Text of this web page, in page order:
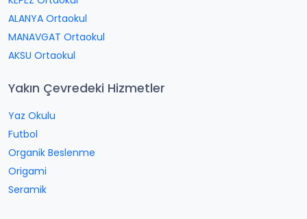
ALANYA Ortaokul
MANAVGAT Ortaokul
AKSU Ortaokul
Yakın Çevredeki Hizmetler
Yaz Okulu
Futbol
Organik Beslenme
Origami
Seramik